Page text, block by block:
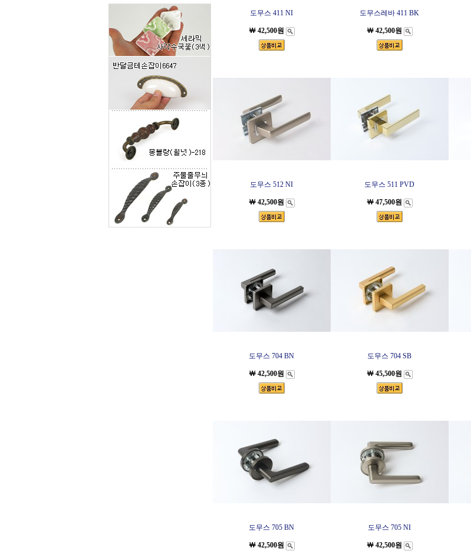
도무스 411 NI
￦ 42,500원
도무스레바 411 BK
￦ 42,500원
도무스 512 NI
￦ 42,500원
도무스 511 PVD
￦ 47,500원
도무스 704 BN
￦ 42,500원
도무스 704 SB
￦ 45,500원
도무스 705 BN
￦ 42,500원
도무스 705 NI
￦ 42,500원